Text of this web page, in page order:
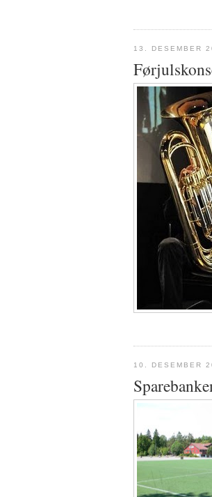
13. DESEMBER
10. DESEMBER